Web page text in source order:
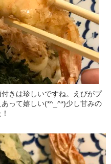
きは珍しいですね。えびがプ
って嬉しい(*^_^*)少し甘みの